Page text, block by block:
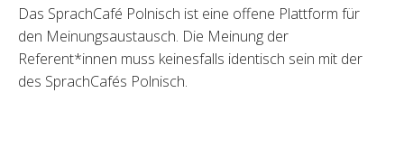
Das SprachCafé Polnisch ist eine offene Plattform für
den Meinungsaustausch. Die Meinung der
Referent*innen muss keinesfalls identisch sein mit der
des SprachCafés Polnisch.